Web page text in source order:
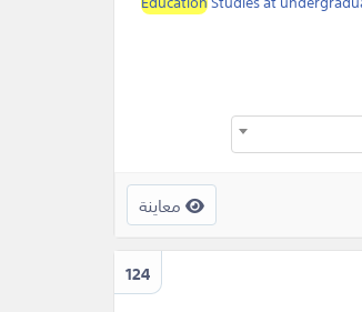
معاينة
124